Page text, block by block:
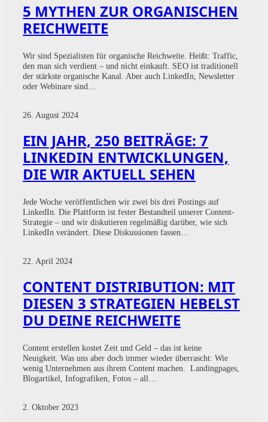
5 MYTHEN ZUR ORGANISCHEN
REICHWEITE
Wir sind Spezialisten für organische Reichweite. Heißt: Traffic,
den man sich verdient – und nicht einkauft. SEO ist traditionell
der stärkste organische Kanal. Aber auch LinkedIn, Newsletter
oder Webinare sind…
26. August 2024
EIN JAHR, 250 BEITRÄGE: 7
LINKEDIN ENTWICKLUNGEN,
DIE WIR AKTUELL SEHEN
Jede Woche veröffentlichen wir zwei bis drei Postings auf
LinkedIn. Die Plattform ist fester Bestandteil unserer Content-
Strategie – und wir diskutieren regelmäßig darüber, wie sich
LinkedIn verändert. Diese Diskussionen fassen…
22. April 2024
CONTENT DISTRIBUTION: MIT
DIESEN 3 STRATEGIEN HEBELST
DU DEINE REICHWEITE
Content erstellen kostet Zeit und Geld – das ist keine
Neuigkeit. Was uns aber doch immer wieder überrascht: Wie
wenig Unternehmen aus ihrem Content machen. Landingpages,
Blogartikel, Infografiken, Fotos – all…
2. Oktober 2023